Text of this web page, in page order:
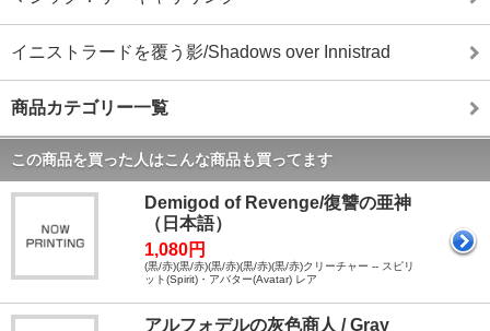
イニストラードを覆う影/Shadows over Innistrad
商品カテゴリー一覧
この商品を買った人はこんな商品も買ってます
Demigod of Revenge/復讐の亜神
（日本語）
1,080円
(黒/赤)(黒/赤)(黒/赤)(黒/赤)(黒/赤)クリーチャー -- スピリ
ット(Spirit)・アバター(Avatar) レア
アルフォデルの灰色商人 / Gray